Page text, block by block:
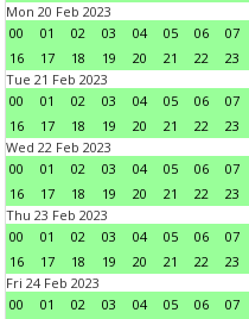
Mon 20 Feb 2023
00
01 02 03 04 05 06 07
16
17 18 19 20 21 22
23
Tue 21 Feb 2023
00
01 02 03 04 05 06 07
16
17 18 19 20 21 22
23
Wed 22 Feb 2023
00
01 02 03 04 05 06 07
16
17 18 19 20 21 22
23
Thu 23 Feb 2023
00
01 02 03 04 05 06 07
16
17 18 19 20 21 22
23
Fri 24 Feb 2023
00
01 02 03 04 05 06 07